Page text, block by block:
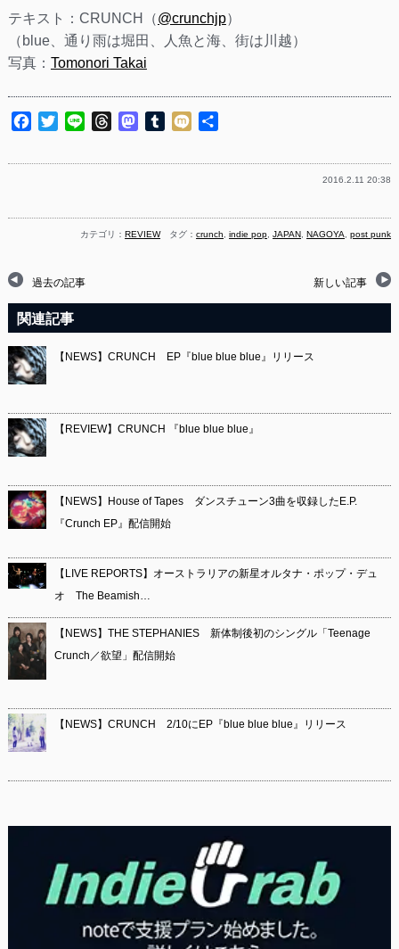
テキスト：CRUNCH（@crunchjp）
（blue、通り雨は堀田、人魚と海、街は川越）
写真： Tomonori Takai
Facebook
TwitterLine ThreadsMastodon
Tumblr
Mixi
2016.2.11 20:38
カテゴリ：REVIEWタグ：crunch ,indie pop ,JAPAN ,NAGOYA ,post punk
過去の記事 新しい記事
関連記事
【NEWS】CRUNCH EP『blue blue blue』リリース
【REVIEW】CRUNCH 『blue blue blue』
【NEWS】House of Tapes ダンスチューン3曲を収録したE.P.
『Crunch EP』配信開始
【LIVE REPORTS】オーストラリアの新星オルタナ・ポップ・デュ
オ The Beamish…
【NEWS】THE STEPHANIES 新体制後初のシングル「Teenage
Crunch／欲望」配信開始
【NEWS】CRUNCH 2/10にEP『blue blue blue』リリース